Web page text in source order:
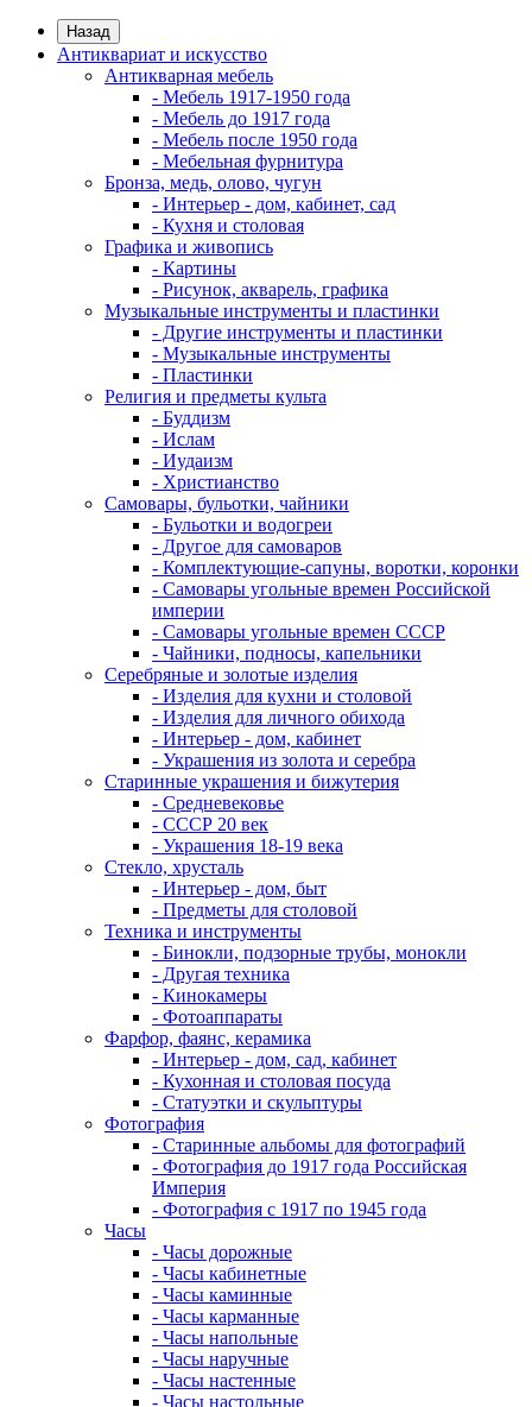
Назад
Антиквариат и искусство
Антикварная мебель
- Мебель 1917-1950 года
- Мебель до 1917 года
- Мебель после 1950 года
- Мебельная фурнитура
Бронза, медь, олово, чугун
- Интерьер - дом, кабинет, сад
- Кухня и столовая
Графика и живопись
- Картины
- Рисунок, акварель, графика
Музыкальные инструменты и пластинки
- Другие инструменты и пластинки
- Музыкальные инструменты
- Пластинки
Религия и предметы культа
- Буддизм
- Ислам
- Иудаизм
- Христианство
Самовары, бульотки, чайники
- Бульотки и водогреи
- Другое для самоваров
- Комплектующие-сапуны, воротки, коронки
- Самовары угольные времен Российской
империи
- Самовары угольные времен СССР
- Чайники, подносы, капельники
Серебряные и золотые изделия
- Изделия для кухни и столовой
- Изделия для личного обихода
- Интерьер - дом, кабинет
- Украшения из золота и серебра
Старинные украшения и бижутерия
- Средневековье
- СССР 20 век
- Украшения 18-19 века
Стекло, хрусталь
- Интерьер - дом, быт
- Предметы для столовой
Техника и инструменты
- Бинокли, подзорные трубы, монокли
- Другая техника
- Кинокамеры
- Фотоаппараты
Фарфор, фаянс, керамика
- Интерьер - дом, сад, кабинет
- Кухонная и столовая посуда
- Статуэтки и скульптуры
Фотография
- Старинные альбомы для фотографий
- Фотография до 1917 года Российская
Империя
- Фотография с 1917 по 1945 года
Часы
- Часы дорожные
- Часы кабинетные
- Часы каминные
- Часы карманные
- Часы напольные
- Часы наручные
- Часы настенные
- Часы настольные